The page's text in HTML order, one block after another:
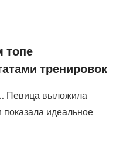
топе
тренировок
Певица выложила
идеальное